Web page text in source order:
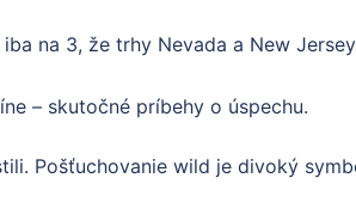
na 3, že trhy Nevada a New
– skutočné príbehy o úspechu.
Pošťuchovanie wild je divoký